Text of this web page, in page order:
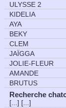
ULYSSE 2
KIDELIA
AYA
BEKY
CLEM
JAÏGGA
JOLIE-FLEUR
AMANDE
BRUTUS
Recherche
[...] [...]